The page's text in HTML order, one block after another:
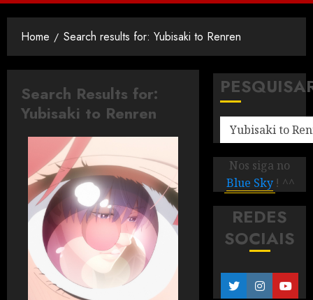
Home Search results for: Yubisaki to Renren
Search Results for:
Yubisaki to Renren
Nos siga no
Blue Sky ! ^^
REDES
SOCIAIS